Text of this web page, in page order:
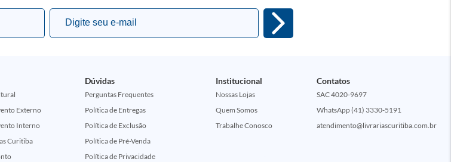
Externo
Interno
Curitiba
Dúvidas
Perguntas Frequentes
Política de Entregas
Política de Exclusão
Política de Pré-Venda
Política de Privacidade
Institucional
Nossas Lojas
Quem Somos
Trabalhe Conosco
Contatos
SAC 4020-9697
WhatsApp (41) 3330-5191
atendimento@livrariascuritiba.com.br